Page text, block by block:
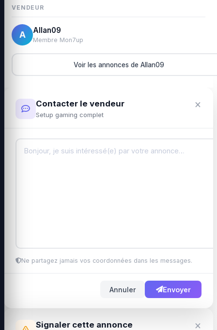
VENDEUR
A Allan09
Membre Mon7up
Voir les annonces de Allan09
Contacter le vendeur
Setup gaming complet
×
Ne partagez jamais vos coordonnées dans les messages.
Annuler Envoyer
Signaler cette annonce ×